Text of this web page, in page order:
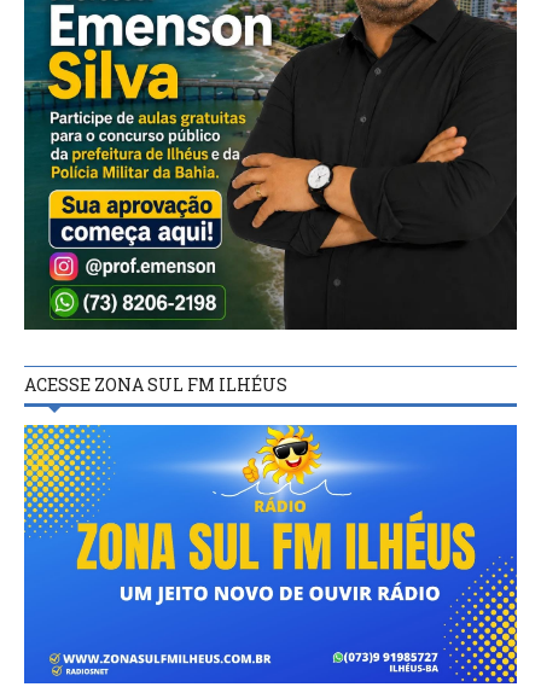
ACESSE ZONA SUL FM ILHÉUS